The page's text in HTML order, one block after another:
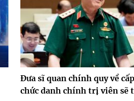
Đưa sĩ quan chính quy về
chức danh chính trị viên sẽ